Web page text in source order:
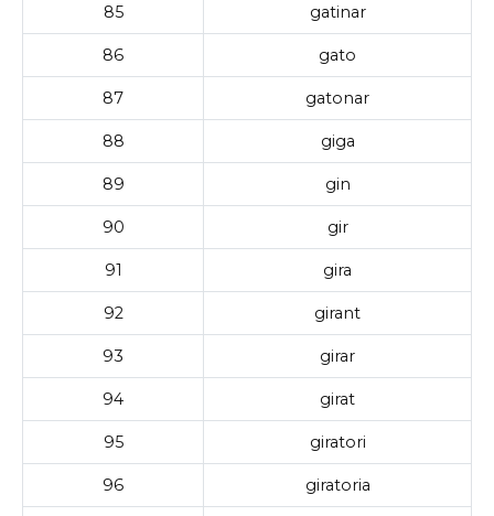
85 gatinar
86 gato
87 gatonar
88 giga
89 gin
90 gir
91 gira
92 girant
93 girar
94 girat
95 giratori
96 giratoria